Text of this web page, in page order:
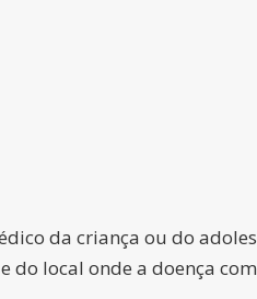
da criança ou do
do local onde a doença